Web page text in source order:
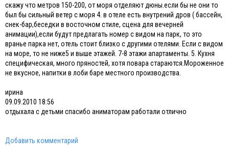
скажу что метров 150-200, от моря отделяют дюны.если бы не они то
был бы сильный ветер с моря 4. в отеле есть внутрений дров ( бассейн,
снек-бар,беседки в восточном стиле, сцена для вечерней
анимации),если будут предлагать номер с видом на парк, то это
вранье парка нет, отель стоит близко с другими отелями. Если с видом
на море, то не ниже5 и выше этажей. 7-8 этажи апартаменты. 5. Кухня
специфическая, много пряностей, хотя повара стараются.Мороженное
не вкусное, напитки в лоби баре местного производства.
ирина
09.09.2010 18:56
отдыхала с детьми спасибо аниматорам работали отлично
Добавить комментарий